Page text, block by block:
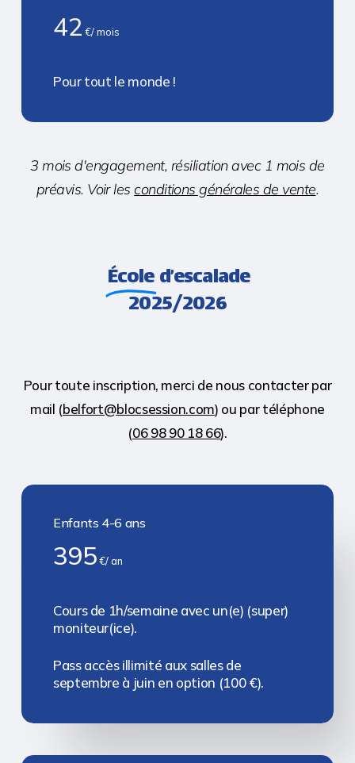
42 €/ mois
Pour tout le monde !
3 mois d'engagement, résiliation avec 1 mois de
préavis. Voir lesconditions générales de vente.
Écoled’escalade
2025/2026
Pour toute inscription, merci de nous contacter par
mail (belfort@blocsession.com) ou par téléphone
(06 98 90 18 66).
Enfants 4-6 ans
395 €/ an
Cours de 1h/semaine avec un(e) (super)
moniteur(ice).
Pass accès illimité aux salles de
septembre à juin en option (100 €).